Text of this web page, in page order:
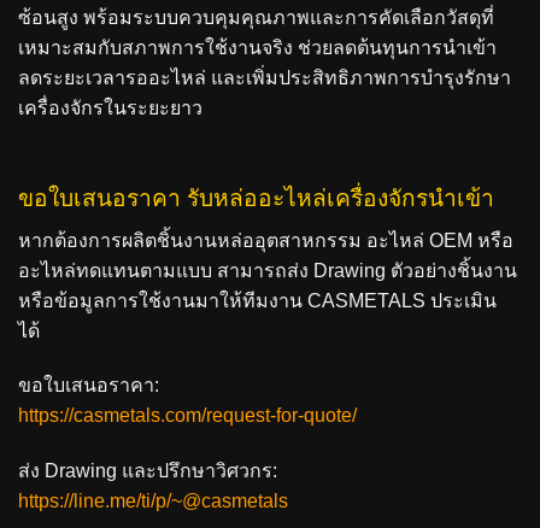
ซ้อนสูง พร้อมระบบควบคุมคุณภาพและการคัดเลือกวัสดุที่
เหมาะสมกับสภาพการใช้งานจริง ช่วยลดต้นทุนการนำเข้า
ลดระยะเวลารออะไหล่ และเพิ่มประสิทธิภาพการบำรุงรักษา
เครื่องจักรในระยะยาว
ขอใบเสนอราคา รับหล่ออะไหล่เครื่องจักรนำเข้า
หากต้องการผลิตชิ้นงานหล่ออุตสาหกรรม อะไหล่ OEM หรือ
อะไหล่ทดแทนตามแบบ สามารถส่ง Drawing ตัวอย่างชิ้นงาน
หรือข้อมูลการใช้งานมาให้ทีมงาน CASMETALS ประเมิน
ได้
ขอใบเสนอราคา:
https://casmetals.com/request-for-quote/
ส่ง Drawing และปรึกษาวิศวกร:
https://line.me/ti/p/~@casmetals